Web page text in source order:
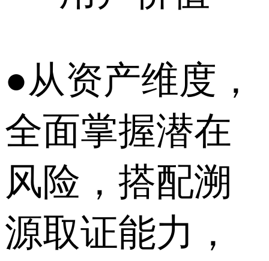
●从资产维度，
全面掌握潜在
风险，搭配溯
源取证能力，